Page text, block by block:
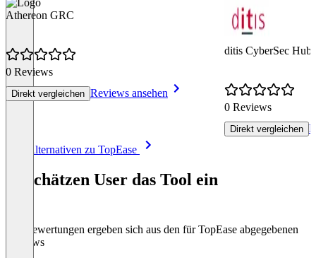
Athereon GRC
0 Reviews
Direkt vergleichen Reviews ansehen
ditis CyberSec Hub
0 Reviews
Direkt vergleichen
Alle Alternativen zu TopEase
So schätzen User das Tool ein
Die Bewertungen ergeben sich aus den für TopEase abgegebenen
Reviews